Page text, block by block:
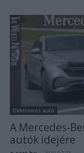
Elektromos autó
A Mercedes-
autók idejére